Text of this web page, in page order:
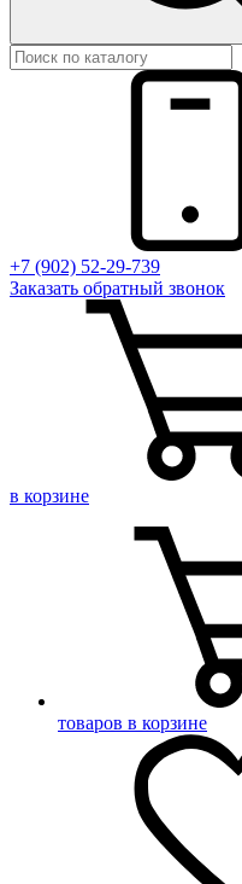
+7 (902) 52-29-739
Заказать обратный звонок
в корзине
товаров в корзине